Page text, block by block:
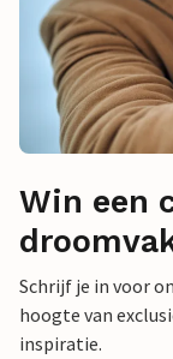
Win een
Schrijf je in voor
hoogte van
inspiratie.